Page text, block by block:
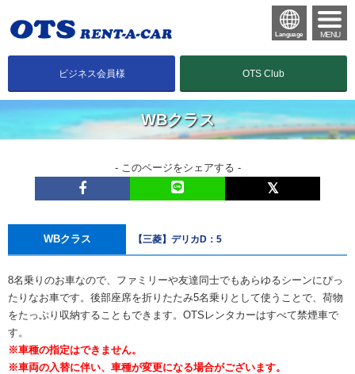
OTS Club
ビジネス会員様
Language MENU
WBクラス
- このページをシェアする -
WBクラス 【三菱】デリカD：5
8名乗りのお車なので、ファミリーや友達同士でもあらゆるシーンにぴっ
たりなお車です。後部座席を折りたたみ5名乗りとして使うことで、荷物
をたっぷり収納することもできます。OTSレンタカーはすべて禁煙車で
す。
※車種の指定はできません。
※車両の入替に伴い、車種が変更になる場合がございます。